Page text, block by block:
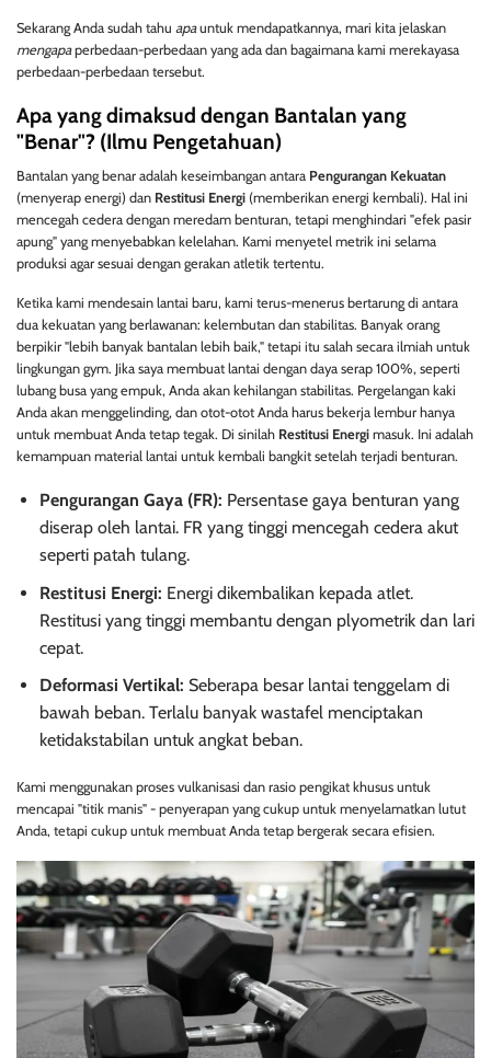
Sekarang Anda sudah tahu apauntuk mendapatkannya, mari kita jelaskan
mengapaperbedaan-perbedaan yang ada dan bagaimana kami merekayasa
perbedaan-perbedaan tersebut.
Apa yang dimaksud dengan Bantalan yang
"Benar"? (Ilmu Pengetahuan)
Bantalan yang benar adalah keseimbangan antara Pengurangan Kekuatan
(menyerap energi) dan Restitusi Energi (memberikan energi kembali). Hal ini
mencegah cedera dengan meredam benturan, tetapi menghindari "efek pasir
apung" yang menyebabkan kelelahan. Kami menyetel metrik ini selama
produksi agar sesuai dengan gerakan atletik tertentu.
Ketika kami mendesain lantai baru, kami terus-menerus bertarung di antara
dua kekuatan yang berlawanan: kelembutan dan stabilitas. Banyak orang
berpikir "lebih banyak bantalan lebih baik," tetapi itu salah secara ilmiah untuk
lingkungan gym. Jika saya membuat lantai dengan daya serap 100%, seperti
lubang busa yang empuk, Anda akan kehilangan stabilitas. Pergelangan kaki
Anda akan menggelinding, dan otot-otot Anda harus bekerja lembur hanya
untuk membuat Anda tetap tegak. Di sinilah Restitusi Energi masuk. Ini adalah
kemampuan material lantai untuk kembali bangkit setelah terjadi benturan.
Pengurangan Gaya (FR): Persentase gaya benturan yang
diserap oleh lantai. FR yang tinggi mencegah cedera akut
seperti patah tulang.
Restitusi Energi: Energi dikembalikan kepada atlet.
Restitusi yang tinggi membantu dengan plyometrik dan lari
cepat.
Deformasi Vertikal: Seberapa besar lantai tenggelam di
bawah beban. Terlalu banyak wastafel menciptakan
ketidakstabilan untuk angkat beban.
Kami menggunakan proses vulkanisasi dan rasio pengikat khusus untuk
mencapai "titik manis" - penyerapan yang cukup untuk menyelamatkan lutut
Anda, tetapi cukup untuk membuat Anda tetap bergerak secara efisien.